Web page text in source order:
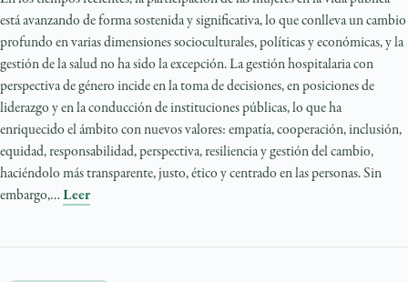
está avanzando de forma sostenida y significativa, lo que conlleva un cambio
profundo en varias dimensiones socioculturales, políticas y económicas, y la
gestión de la salud no ha sido la excepción. La gestión hospitalaria con
perspectiva de género incide en la toma de decisiones, en posiciones de
liderazgo y en la conducción de instituciones públicas, lo que ha
enriquecido el ámbito con nuevos valores: empatía, cooperación, inclusión,
equidad, responsabilidad, perspectiva, resiliencia y gestión del cambio,
haciéndolo más transparente, justo, ético y centrado en las personas. Sin
embargo,… Leer